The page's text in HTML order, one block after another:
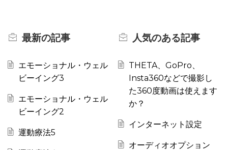
最新の記事
エモーショナル・ウェル
ビーイング3
エモーショナル・ウェル
ビーイング2
運動療法5
人気のある記事
THETA、GoPro、
Insta360などで撮影し
た360度動画は使えます
か？
インターネット設定
オーディオオプション